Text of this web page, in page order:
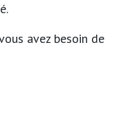
avez besoin de